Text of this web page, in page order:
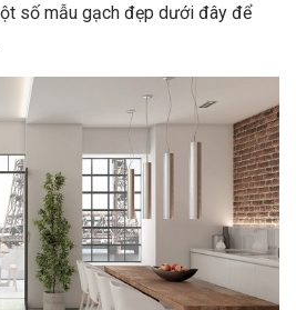
số mẫu gạch đẹp dưới đây để